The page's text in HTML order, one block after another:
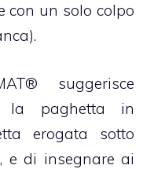
con un solo colpo
suggerisce
la paghetta in
erogata sotto
e di insegnare ai